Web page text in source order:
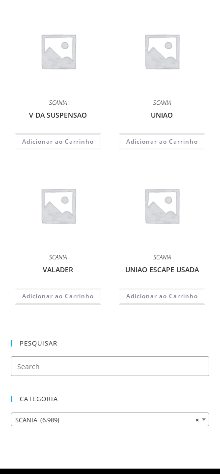
SCANIA
V DA SUSPENSAO
Adicionar ao Carrinho
SCANIA
UNIAO
Adicionar ao Carrinho
SCANIA
VALADER
Adicionar ao Carrinho
SCANIA
UNIAO ESCAPE USADA
Adicionar ao Carrinho
PESQUISAR
CATEGORIA
×
SCANIA (6.989)